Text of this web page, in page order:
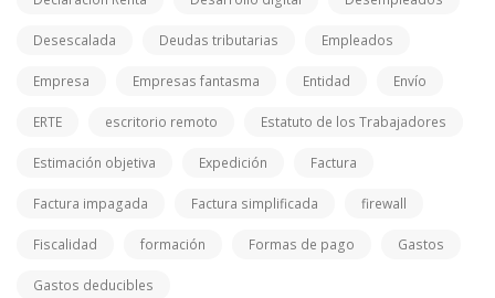
Desescalada Deudas tributarias Empleados
Empresa Empresas fantasma Entidad Envío
ERTE escritorio remoto Estatuto de los Trabajadores
Estimación objetiva Expedición Factura
Factura impagada Factura simplificada firewall
Fiscalidad formación Formas de pago Gastos
Gastos deducibles